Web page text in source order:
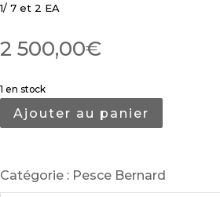
1/ 7 et 2 EA
2 500,00€
1 en stock
Ajouter au panier
Catégorie : Pesce Bernard